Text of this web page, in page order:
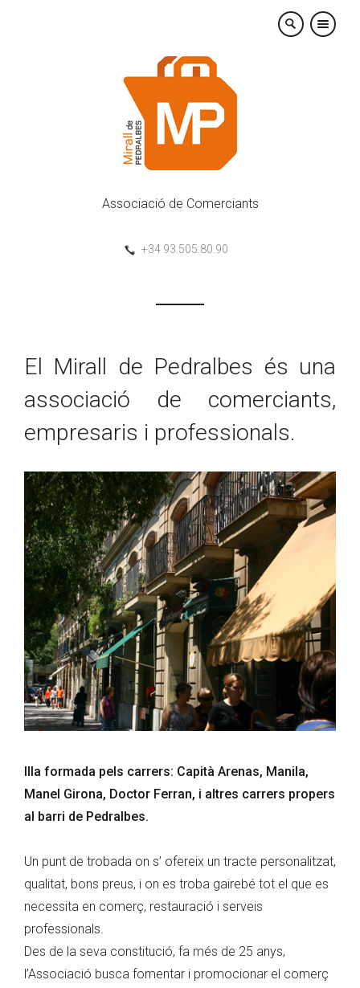
×
Associació de Comerciants
+34 93.505.80.90
El Mirall de Pedralbes és una
associació de comerciants,
empresaris i professionals.
Illa formada pels carrers: Capità Arenas, Manila,
Manel Girona, Doctor Ferran, i altres carrers propers
al barri de Pedralbes.
Un punt de trobada on s’ ofereix un tracte personalitzat,
qualitat, bons preus, i on es troba gairebé tot el que es
necessita en comerç, restauració i serveis
professionals.
Des de la seva constitució, fa més de 25 anys,
l’Associació busca fomentar i promocionar el comerç